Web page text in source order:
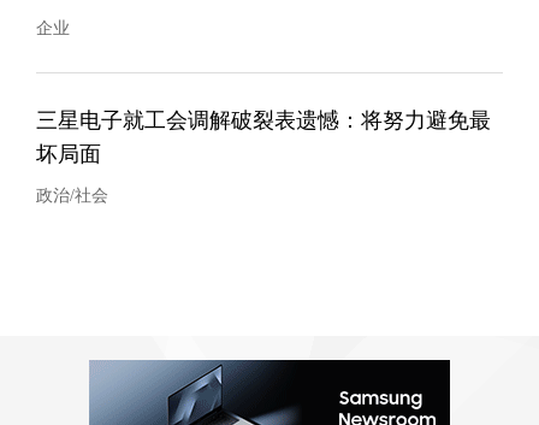
企业
三星电子就工会调解破裂表遗憾：将努力避免最
坏局面
政治/社会